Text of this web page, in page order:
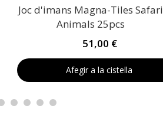
Joc d'imans Magna-Tiles Safari
Animals 25pcs
51,00 €
Afegir a la cistella